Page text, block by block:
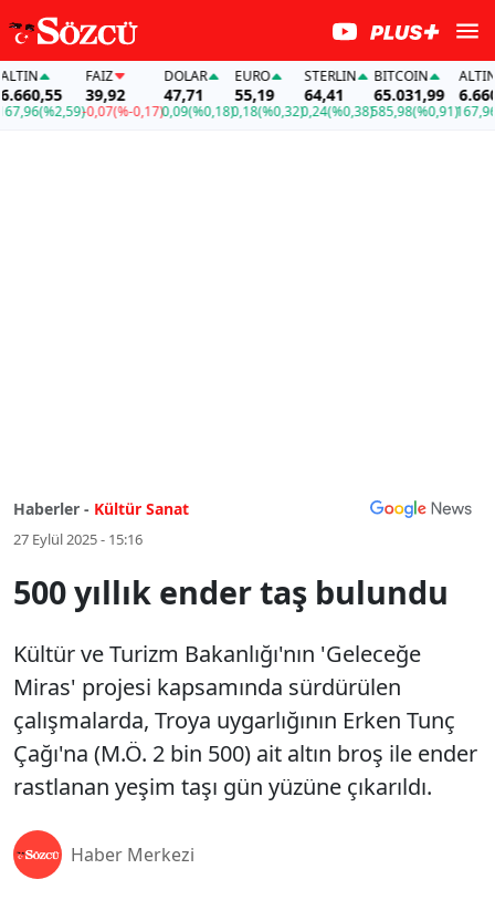
(%2,59)
FAİZ
39,92
-0,07(%-0,17)
DOLAR
47,71
0,09(%0,18)
EURO
55,19
0,18(%0,32)
STERLIN
64,41
0,24(%0,38)
BITCOIN
65.031,99
585,98(%0,91)
ALTIN
167,96
Haberler - Kültür Sanat
27 Eylül 2025 - 15:16
500 yıllık ender taş bulundu
Kültür ve Turizm Bakanlığı'nın 'Geleceğe
Miras' projesi kapsamında sürdürülen
çalışmalarda, Troya uygarlığının Erken Tunç
Çağı'na (M.Ö. 2 bin 500) ait altın broş ile ender
rastlanan yeşim taşı gün yüzüne çıkarıldı.
Haber Merkezi